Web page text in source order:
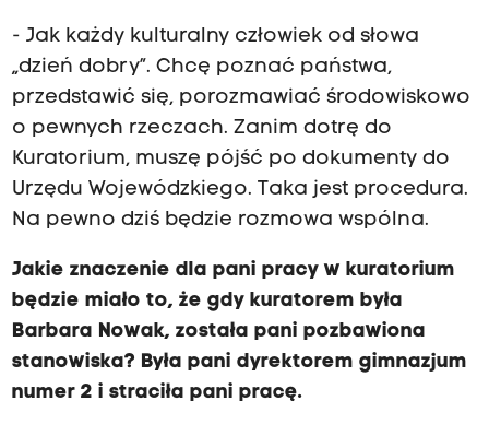
- Jak każdy kulturalny człowiek od słowa
„dzień dobry”. Chcę poznać państwa,
przedstawić się, porozmawiać środowiskowo
o pewnych rzeczach. Zanim dotrę do
Kuratorium, muszę pójść po dokumenty do
Urzędu Wojewódzkiego. Taka jest procedura.
Na pewno dziś będzie rozmowa wspólna.
Jakie znaczenie dla pani pracy w kuratorium
będzie miało to, że gdy kuratorem była
Barbara Nowak, została pani pozbawiona
stanowiska? Była pani dyrektorem gimnazjum
numer 2 i straciła pani pracę.